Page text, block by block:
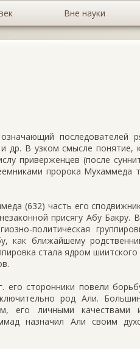
Вне науки
последователей
др. В узком смысле понятие,
приверженцев (после
пророка
(632) часть его
присягу Абу
политическая
как ближайшему
стала ядром
его сторонники повели
род Али.
его личными качествами
назначил Али своим